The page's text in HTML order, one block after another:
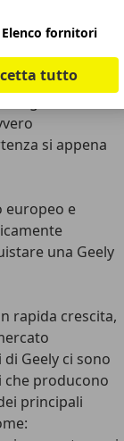
marchio in
già mostrato i
si appena
europeo e
una Geely
rapida crescita,
Geely ci sono
producono
principali
Elenco fornitori
tutto